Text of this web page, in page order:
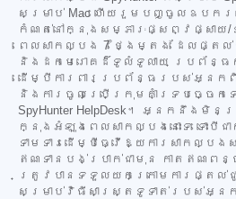
សម្រាប់ Mac ហើយរួមបញ្ចូលឧបករ
កំណត់នៅក្នុងសម្ភារៈផ្សព្វផ្សាយ
ពេលសាកល្បង 7 ថ្ងៃម្តង ដែលផ្
និងដកមេរោគដ៏ទូលំទូលាយ ប្រព័ន្ធ
ដើម្បីការពារប្រព័ន្ធរបស់អ្នកពីក
និងការចូលប្រើក្រុមគាំទ្របច្ចេកទ
SpyHunter HelpDesk។ អ្នកនឹងមិ
ក្នុងអំឡុងពេលសាកល្បងនោះទេ ទោះបី
ទាមទារដើម្បីធ្វើឱ្យការសាកល្ប
ឥណទានបង់ប្រាក់ជាមុន កាតឥណពន្
ត្រូវបានទទួលយកក្រោមការផ្តល់ជូន
សម្រាប់វិធីសាស្ត្រទូទាត់របស់អ្នក